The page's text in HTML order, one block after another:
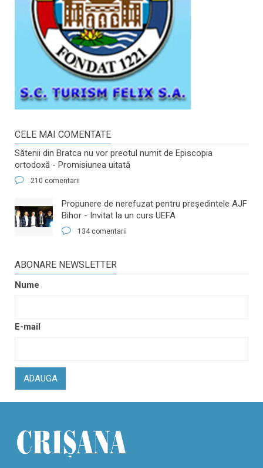
CELE MAI COMENTATE
Sătenii din Bratca nu vor preotul numit de Episcopia
ortodoxă - Promisiunea uitată
210 comentarii
​Propunere de nerefuzat pentru preşedintele AJF
Bihor - Invitat la un curs UEFA
134 comentarii
ABONARE NEWSLETTER
Nume
E-mail
ADAUGA